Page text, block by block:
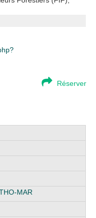
Réserver
MAR